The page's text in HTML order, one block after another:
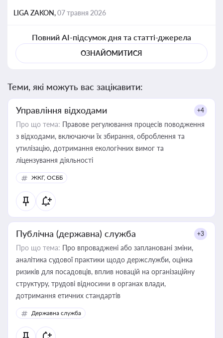
LIGA ZAKON,07 травня 2026
Повний AI-підсумок дня та статті-джерела
ОЗНАЙОМИТИСЯ
Теми, які можуть вас зацікавити:
Управління відходами +4
Про що тема: Правове регулювання процесів поводження
з відходами, включаючи їх збирання, оброблення та
утилізацію, дотримання екологічних вимог та
ліцензування діяльності
ЖКГ, ОСББ
Публічна (державна) служба +3
Про що тема: Про впроваджені або заплановані зміни,
аналітика судової практики щодо держслужби, оцінка
ризиків для посадовців, вплив новацій на організаційну
структуру, трудові відносини в органах влади,
дотримання етичних стандартів
Державна служба